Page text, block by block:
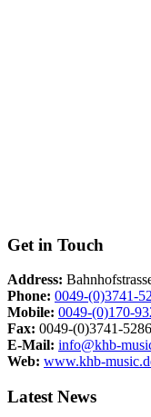
Get in Touch
Address:
Phone: 0049-(0)3741-
Mobile: 0049-(0)170-
Fax: 0049-(0)3741-
E-Mail: info@khb-
Web: www.khb-
Latest News